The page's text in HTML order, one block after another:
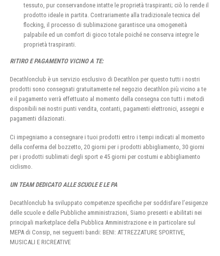
tessuto, pur conservandone intatte le proprietà traspiranti; ciò lo rende il
prodotto ideale in partita. Contrariamente alla tradizionale tecnica del
flocking, il processo di sublimazione garantisce una omogeneità
palpabile ed un comfort di gioco totale poiché ne conserva integre le
proprietà traspiranti.
RITIRO E PAGAMENTO VICINO A TE:
Decathlonclub è un servizio esclusivo di Decathlon per questo tutti i nostri
prodotti sono consegnati gratuitamente nel negozio decathlon più vicino a te
e il pagamento verrà effettuato al momento della consegna con tutti i metodi
disponibili nei nostri punti vendita, contanti, pagamenti elettronici, assegni e
pagamenti dilazionati.
Ci impegniamo a consegnare i tuoi prodotti entro i tempi indicati al momento
della conferma del bozzetto, 20 giorni per i prodotti abbigliamento, 30 giorni
per i prodotti sublimati degli sport e 45 giorni per costumi e abbigliamento
ciclismo.
UN TEAM DEDICATO ALLE SCUOLE E LE PA
Decathlonclub ha sviluppato competenze specifiche per soddisfare l’esigenze
delle scuole e delle Pubbliche amministrazioni, Siamo presenti e abilitati nei
principali marketplace della Pubblica Amministrazione e in particolare sul
MEPA di Consip, nei seguenti bandi: BENI: ATTREZZATURE SPORTIVE,
MUSICALI E RICREATIVE